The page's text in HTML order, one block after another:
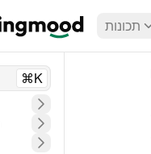
תכונות
⌘K